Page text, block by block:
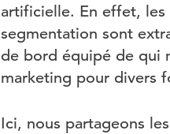
artificielle. En effet,
segmentation sont
de bord équipé de qui
marketing pour divers
Ici, nous partageons